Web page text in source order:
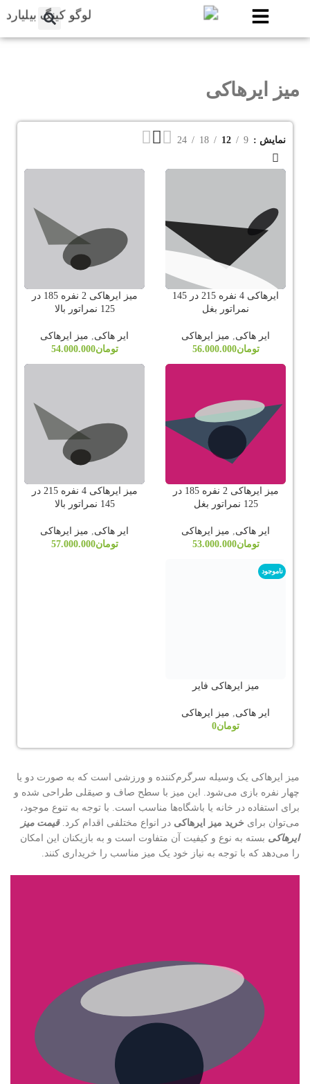
میز ایرهاکی
نمایش 9
12
18
24
ایرهاکی 4 نفره 215 در 145
نمراتور بغل
ایر هاکی, میز ایرهاکی
تومان56.000.000
میز ایرهاکی 2 نفره 185 در
125 نمراتور بالا
ایر هاکی, میز ایرهاکی
تومان54.000.000
میز ایرهاکی 2 نفره 185 در
125 نمراتور بغل
ایر هاکی, میز ایرهاکی
تومان53.000.000
میز ایرهاکی 4 نفره 215 در
145 نمراتور بالا
ایر هاکی, میز ایرهاکی
تومان57.000.000
ناموجود
میز ایرهاکی فایر
ایر هاکی, میز ایرهاکی
تومان0
میز ایرهاکی یک وسیله سرگرم‌کننده و ورزشی است که به صورت دو یا
چهار نفره بازی می‌شود. این میز با سطح صاف و صیقلی طراحی شده و
برای استفاده در خانه یا باشگاه‌ها مناسب است. با توجه به تنوع موجود،
می‌توان برای خرید میز ایرهاکی در انواع مختلفی اقدام کرد. قیمت میز
ایرهاکی بسته به نوع و کیفیت آن متفاوت است و به بازیکنان این امکان
را می‌دهد که با توجه به نیاز خود یک میز مناسب را خریداری کنند.